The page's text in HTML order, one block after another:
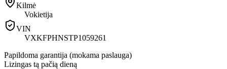
Kilmė
Vokietija
VIN
VXKFPHNSTP1059261
Papildoma garantija (mokama paslauga)
Lizingas tą pačią dieną